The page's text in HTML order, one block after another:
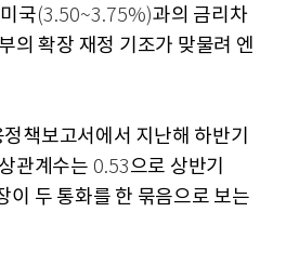
미국(3.50~3.75%)과의 금리차
의 확장 재정 기조가 맞물려 엔
책보고서에서 지난해 하반기
관계수는 0.53으로 상반기
이 두 통화를 한 묶음으로 보는